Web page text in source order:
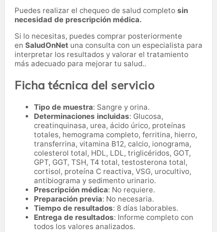
Puedes realizar el chequeo de salud completo sin
necesidad de prescripción médica.
Si lo necesitas, puedes comprar posteriormente
en SaludOnNet una consulta con un especialista para
interpretar los resultados y valorar el tratamiento
más adecuado para mejorar tu salud..
Ficha técnica del servicio
Tipo de muestra: Sangre y orina.
Determinaciones incluidas: Glucosa,
creatinquinasa, urea, ácido úrico, proteínas
totales, hemograma completo, ferritina, hierro,
transferrina, vitamina B12, calcio, ionograma,
colesterol total, HDL, LDL, triglicéridos, GOT,
GPT, GGT, TSH, T4 total, testosterona total,
cortisol, proteína C reactiva, VSG, urocultivo,
antibiograma y sedimento urinario.
Prescripción médica: No requiere.
Preparación previa: No necesaria.
Tiempo de resultados: 8 días laborables.
Entrega de resultados: Informe completo con
todos los valores analizados.